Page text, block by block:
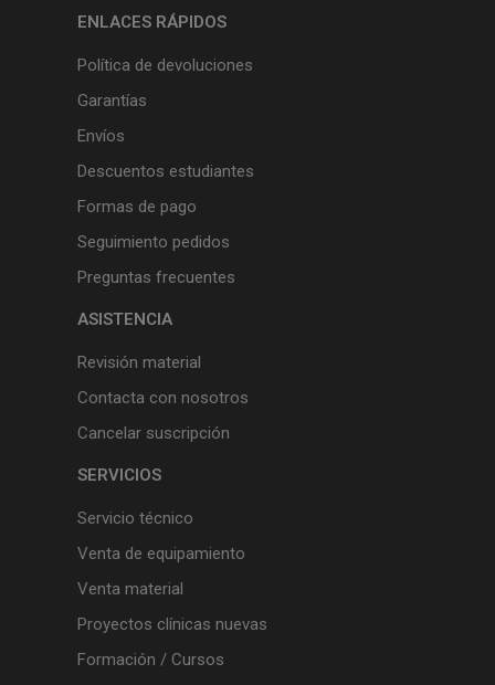
ENLACES RÁPIDOS
Política de devoluciones
Garantías
Envíos
Descuentos estudiantes
Formas de pago
Seguimiento pedidos
Preguntas frecuentes
ASISTENCIA
Revisión material
Contacta con nosotros
Cancelar suscripción
SERVICIOS
Servicio técnico
Venta de equipamiento
Venta material
Proyectos clínicas nuevas
Formación / Cursos